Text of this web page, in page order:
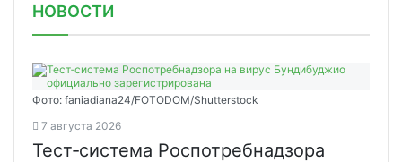
НОВОСТИ
Фото: faniadiana24/FOTODOM/Shutterstock
7 августа 2026
Тест‑система Роспотребнадзора